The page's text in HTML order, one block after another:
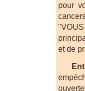
pour
et de